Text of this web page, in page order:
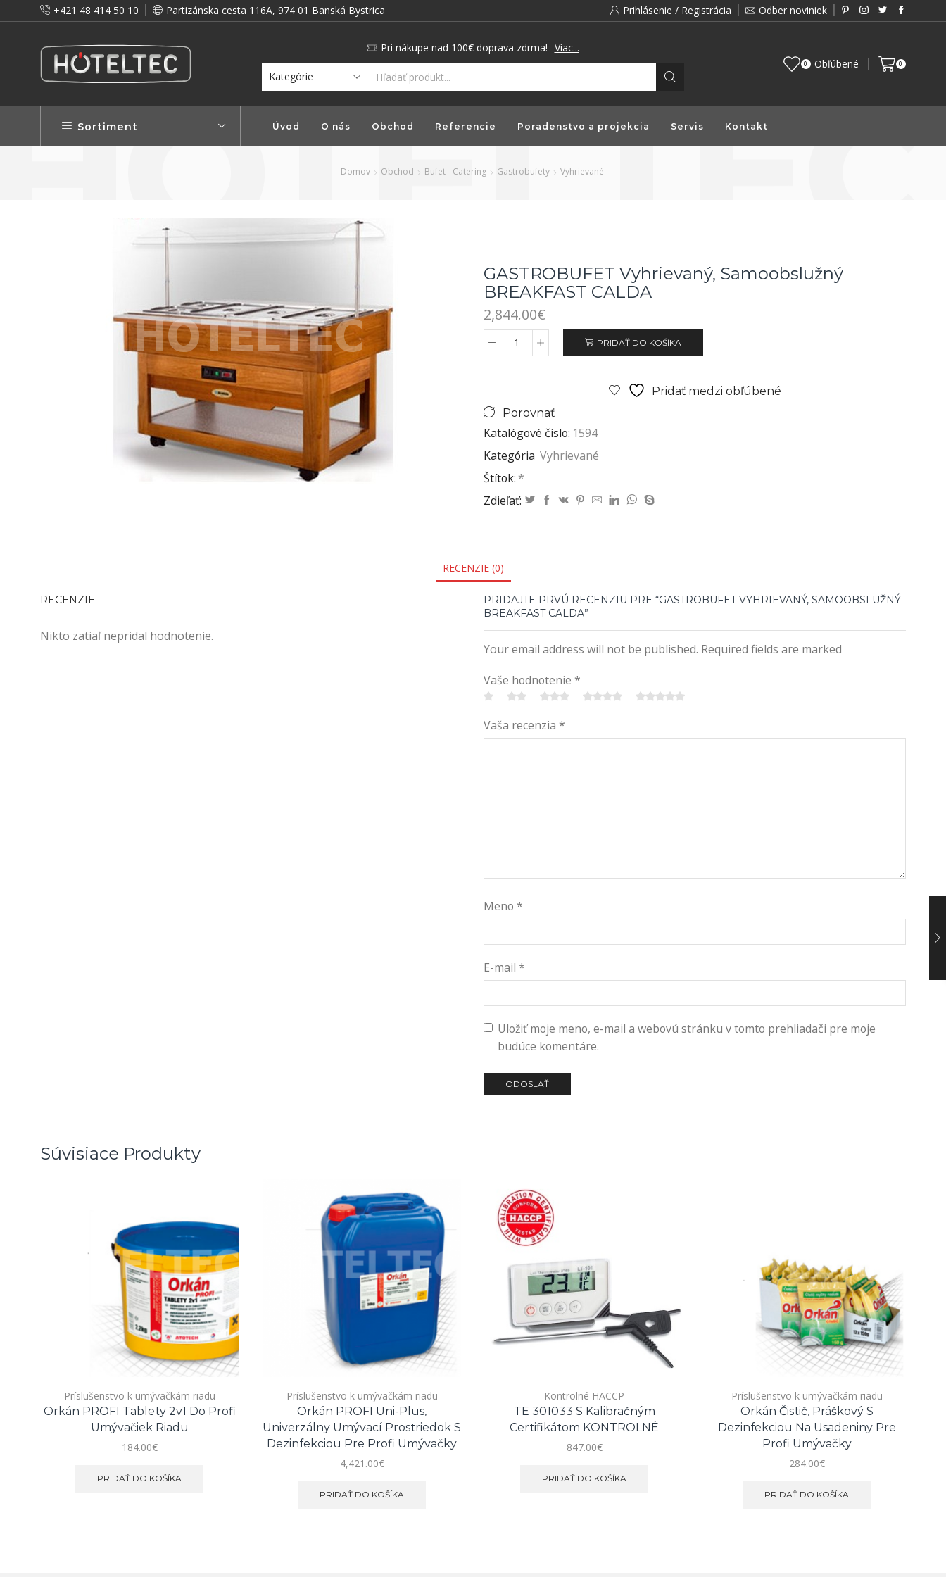
+421 48 414 50 10 Partizánska cesta 116A, 974 01 Banská Bystrica Prihlásenie / Registrácia Odber noviniek
a preto vám prinášame vernostné zľavy! Pri nákupe nad 100€ doprava zdrma! Viac...
0 Obľúbené 0
Sortiment Úvod O nás Obchod Referencie Poradenstvo a projekcia Servis Kontakt
Domov Obchod Bufet - Catering Gastrobufety Vyhrievané
GASTROBUFET Vyhrievaný, Samoobslužný
BREAKFAST CALDA
2,844.00€
PRIDAŤ DO KOŠÍKA
Pridať medzi obľúbené
Porovnať
Katalógové číslo: 1594
Kategória Vyhrievané
Štítok: *
Zdieľať:
RECENZIE (0)
RECENZIE
Nikto zatiaľ nepridal hodnotenie.
PRIDAJTE PRVÚ RECENZIU PRE “GASTROBUFET VYHRIEVANÝ, SAMOOBSLUŽNÝ
BREAKFAST CALDA”
Your email address will not be published. Required fields are marked
Vaše hodnotenie *
Vaša recenzia *
Meno *
E-mail *
Uložiť moje meno, e-mail a webovú stránku v tomto prehliadači pre moje
budúce komentáre.
Súvisiace Produkty
Príslušenstvo k umývačkám riadu
Orkán PROFI Tablety 2v1 Do Profi
Umývačiek Riadu
184.00€
PRIDAŤ DO KOŠÍKA
Príslušenstvo k umývačkám riadu
Orkán PROFI Uni-Plus,
Univerzálny Umývací Prostriedok S
Dezinfekciou Pre Profi Umývačky
4,421.00€
PRIDAŤ DO KOŠÍKA
Kontrolné HACCP
TE 301033 S Kalibračným
Certifikátom KONTROLNÉ
847.00€
PRIDAŤ DO KOŠÍKA
Príslušenstvo k umývačkám riadu
Orkán Čistič, Práškový S
Dezinfekciou Na Usadeniny Pre
Profi Umývačky
284.00€
PRIDAŤ DO KOŠÍKA